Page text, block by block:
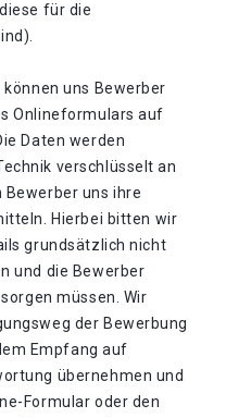
für die
uns Bewerber
Onlineformulars auf
Daten werden
verschlüsselt an
Bewerber uns ihre
Hierbei bitten wir
grundsätzlich nicht
und die Bewerber
müssen. Wir
der Bewerbung
Empfang auf
übernehmen und
Formular oder den